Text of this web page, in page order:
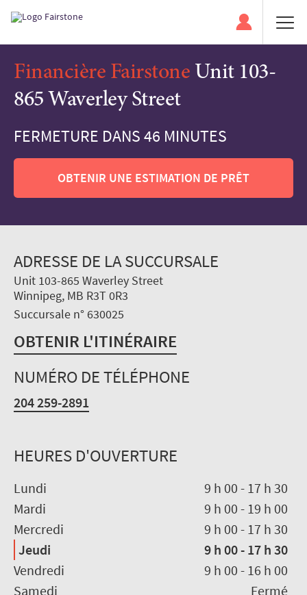
Financière Fairstone Unit 103-
865 Waverley Street
FERMETURE DANS 46 MINUTES
OBTENIR UNE ESTIMATION DE PRÊT
ADRESSE DE LA SUCCURSALE
Unit 103-865 Waverley Street
Winnipeg, MB R3T 0R3
Succursale n° 630025
OBTENIR L'ITINÉRAIRE
NUMÉRO DE TÉLÉPHONE
204 259-2891
HEURES D'OUVERTURE
Lundi 9 h 00 - 17 h 30
Mardi
9 h 00 - 19 h 00
Mercredi
9 h 00 - 17 h 30
Jeudi
9 h 00- 17 h 30
Vendredi
9 h 00 - 16 h 00
Samedi
Fermé